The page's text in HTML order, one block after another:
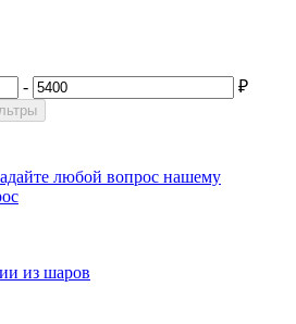
-
₽
любой вопрос нашему
из шаров